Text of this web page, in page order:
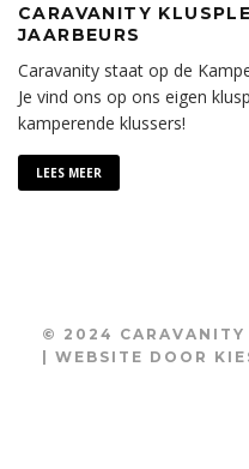
CARAVANITY
JAARBEURS
Caravanity staat op de
Je vind ons op ons eigen
kamperende klussers!
LEES MEER
© 2024 CARAVANITY
| WEBSITE DOOR